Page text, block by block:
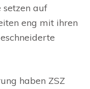
setzen auf
eng mit ihren
haben ZSZ